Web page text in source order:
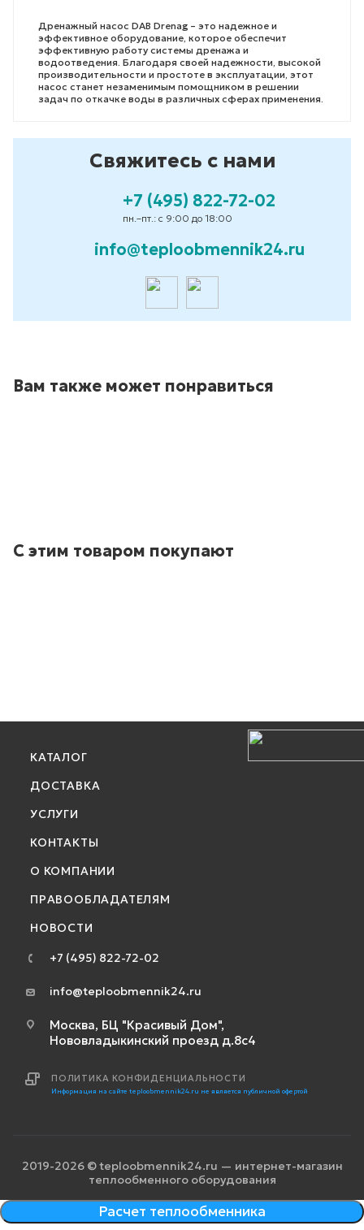
Дренажный насос DAB Drenag – это надежное и
эффективное оборудование, которое обеспечит
эффективную работу системы дренажа и
водоотведения. Благодаря своей надежности, высокой
производительности и простоте в эксплуатации, этот
насос станет незаменимым помощником в решении
задач по откачке воды в различных сферах применения.
Свяжитесь с нами
+7 (495) 822-72-02
пн.–пт.: с 9:00 до 18:00
info@teploobmennik24.ru
Вам также может понравиться
С этим товаром покупают
КАТАЛОГ
ДОСТАВКА
УСЛУГИ
КОНТАКТЫ
О КОМПАНИИ
ПРАВООБЛАДАТЕЛЯМ
НОВОСТИ
+7 (495) 822-72-02
info@teploobmennik24.ru
Москва, БЦ "Красивый Дом",
Нововладыкинский проезд д.8с4
ПОЛИТИКА КОНФИДЕНЦИАЛЬНОСТИ
Информация на сайте teploobmennik24.ru не является публичной офертой
2019-2026 © teploobmennik24.ru — интернет-магазин
теплообменного оборудования
Расчет теплообменника